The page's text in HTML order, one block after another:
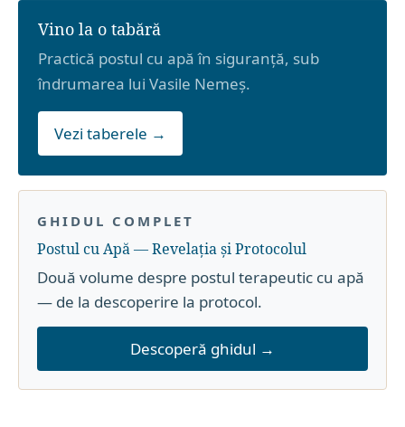
Vino la o tabără
Practică postul cu apă în siguranță, sub
îndrumarea lui Vasile Nemeș.
Vezi taberele →
GHIDUL COMPLET
Postul cu Apă — Revelația și Protocolul
Două volume despre postul terapeutic cu apă
— de la descoperire la protocol.
Descoperă ghidul →